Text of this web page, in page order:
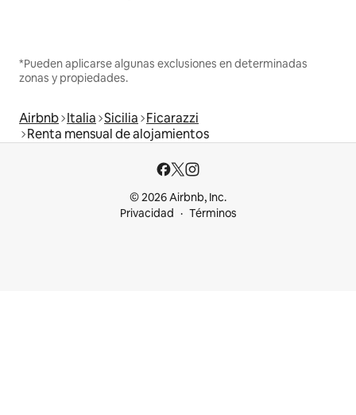
*Pueden aplicarse algunas exclusiones en determinadas
zonas y propiedades.
Airbnb Italia Sicilia Ficarazzi
Renta mensual de alojamientos
© 2026 Airbnb, Inc.
Privacidad
Términos